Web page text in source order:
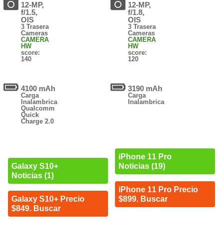
12-MP,
f/1.5,
OIS
3 Trasera
Cameras
CAMERA
HW
score:
140
4100 mAh
Carga
Inalambrica
Qualcomm
Quick
Charge 2.0
Galaxy S10+
Noticias (1)
Galaxy S10+ Precio
$849. Buscar
12-MP,
f/1.8,
OIS
3 Trasera
Cameras
CAMERA
HW
score:
120
3190 mAh
Carga
Inalambrica
iPhone 11 Pro
Noticias (19)
iPhone 11 Pro Precio
$899. Buscar